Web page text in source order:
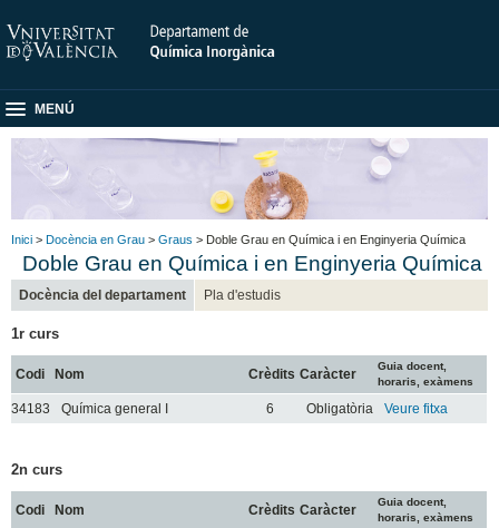
MENÚ
Inici > Docència en Grau > Graus > Doble Grau en Química i en Enginyeria Química
Doble Grau en Química i en Enginyeria Química
Docència del departament Pla d'estudis
1r curs
Codi Nom Crèdits Caràcter
Guia docent,
horaris, exàmens
34183 Química general I 6 Obligatòria Veure fitxa
2n curs
Codi Nom Crèdits Caràcter
Guia docent,
horaris, exàmens